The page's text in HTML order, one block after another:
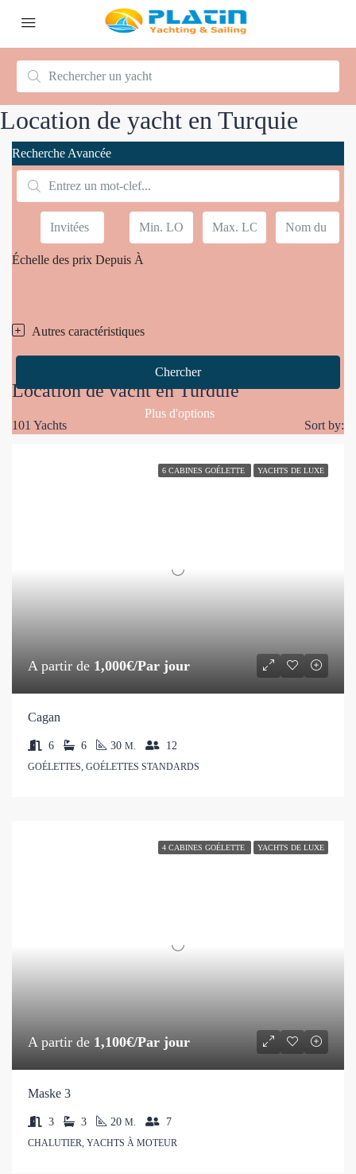
Location de yacht en Turquie
Recherche Avancée
Échelle des prix Depuis À
Autres caractéristiques
Chercher
Plus d'options
Location de yacht en Turquie
Location de yacht en Turquie
101 Yachts Sort by:
6 CABINES GOÉLETTE YACHTS DE LUXE
A partir de 1,000€/Par jour
Cagan
6 6 30 M. 12
GOÉLETTES, GOÉLETTES STANDARDS
4 CABINES GOÉLETTE YACHTS DE LUXE
A partir de 1,100€/Par jour
Maske 3
3 3 20 M. 7
CHALUTIER, YACHTS À MOTEUR